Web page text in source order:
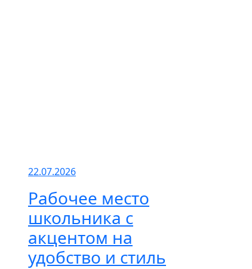
22.07.2026
Рабочее место
школьника с
акцентом на
удобство и стиль